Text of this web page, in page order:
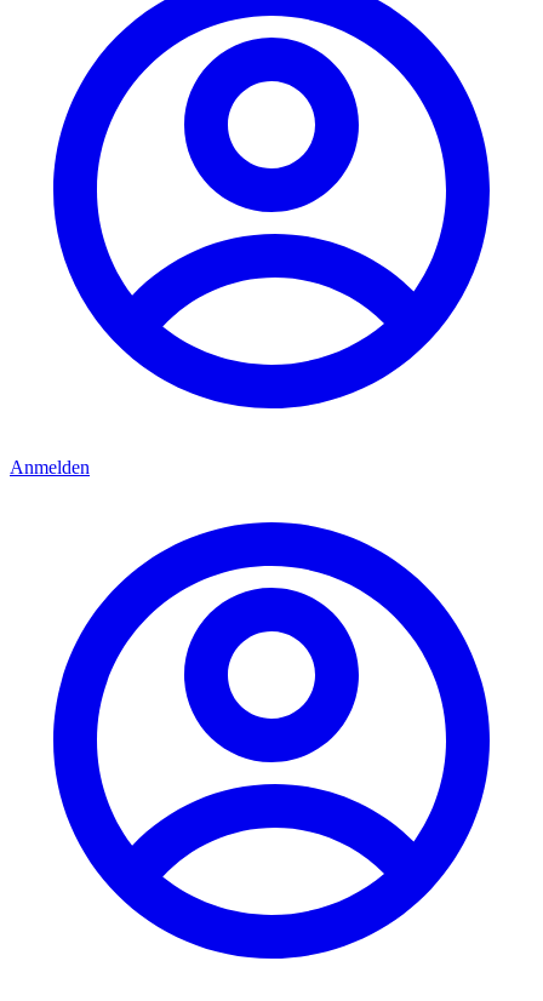
Anmelden